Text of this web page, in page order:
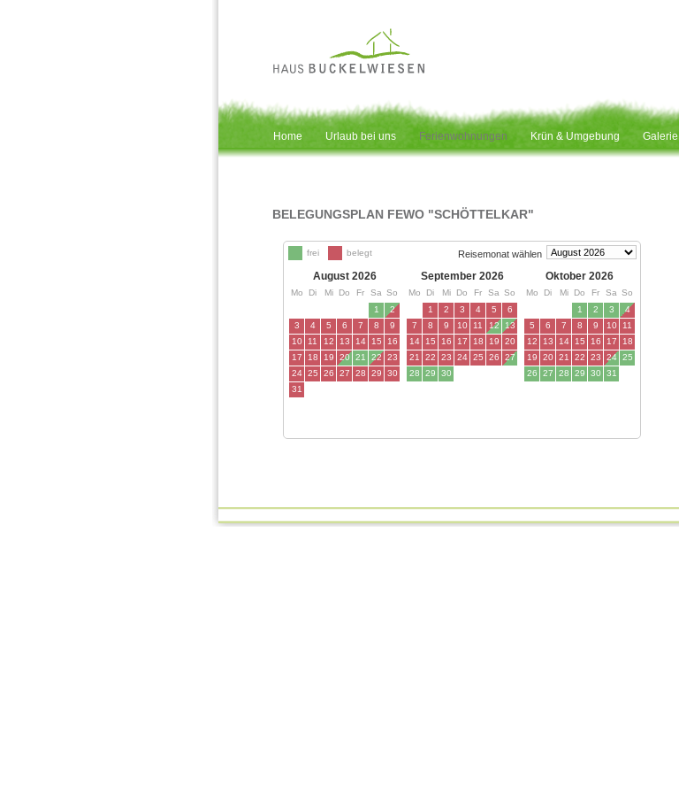
Home Urlaub bei uns Ferienwohnungen Krün & Umgebung Galerie
BELEGUNGSPLAN FEWO "SCHÖTTELKAR"